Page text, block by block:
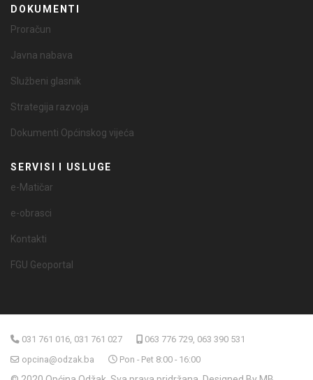
DOKUMENTI
Proračun
Javna nabava
Službeni glasnik
Strategija razvoja
Dokumenti Općinskog vijeća
SERVISI I USLUGE
e-Matičar
e-obrasci
Kontakti
FGU Geoportal
031 761 016, 031 761 027
063 776 729, 063 390 531
opcina@odzak.ba
Pon - Pet 8:00 - 16:00